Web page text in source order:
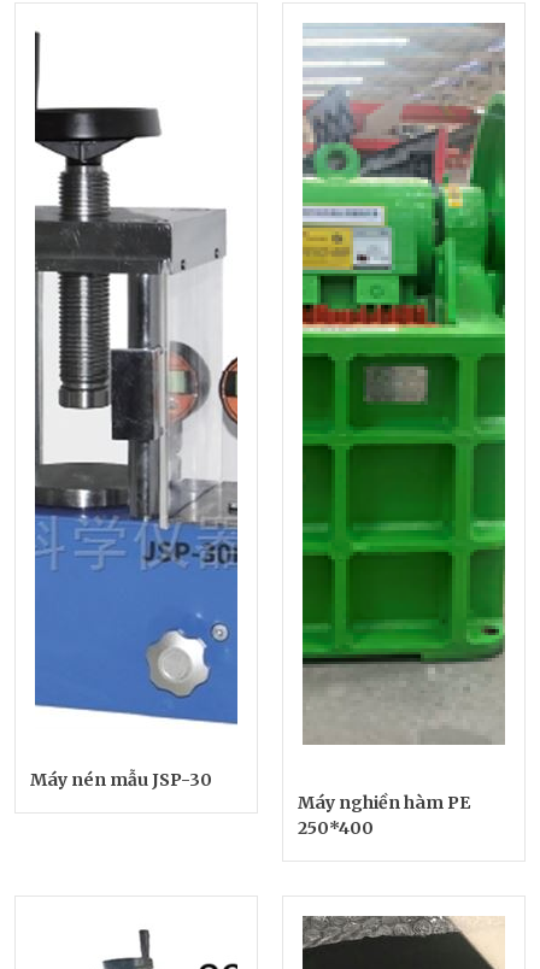
Máy nén mẫu JSP-30
Máy nghiền hàm PE
250*400